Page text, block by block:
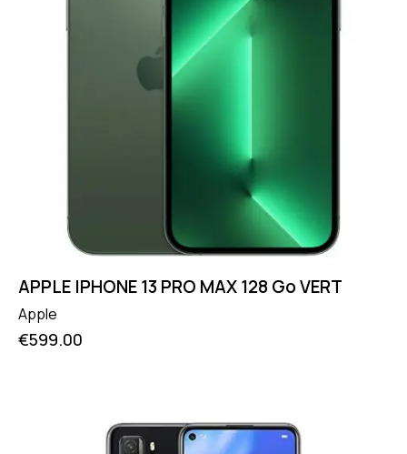
APPLE IPHONE 13 PRO MAX 128 Go VERT
Apple
€599.00